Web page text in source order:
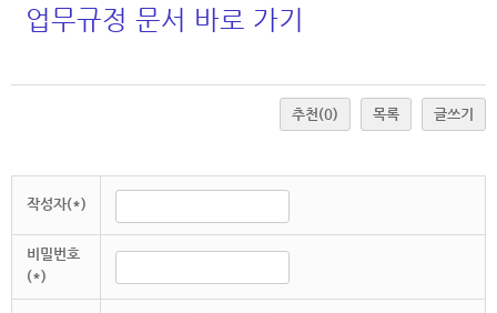
업무규정 문서 바로 가기
추천(0) 목록 글쓰기
작성자(*)
비밀번호
(*)